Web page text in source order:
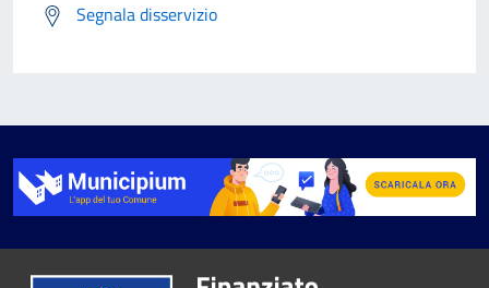
Segnala disservizio